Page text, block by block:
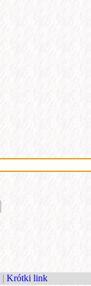
| Krótki link